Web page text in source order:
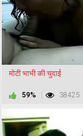
मोटी भाभी की चुदाई
59% 38425